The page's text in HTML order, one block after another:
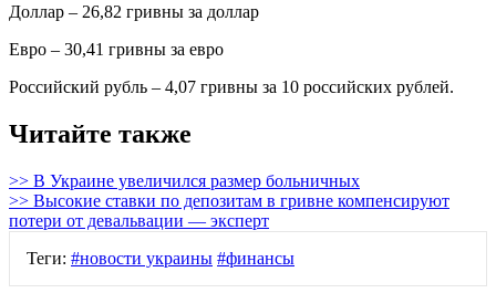
Доллар – 26,82 гривны за доллар
Евро – 30,41 гривны за евро
Российский рубль – 4,07 гривны за 10 российских рублей.
Читайте также
>> В Украине увеличился размер больничных
>> Высокие ставки по депозитам в гривне компенсируют
потери от девальвации — эксперт
Теги: #новости украины #финансы